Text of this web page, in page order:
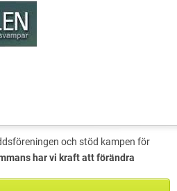
och stöd kampen för
har vi kraft att förändra